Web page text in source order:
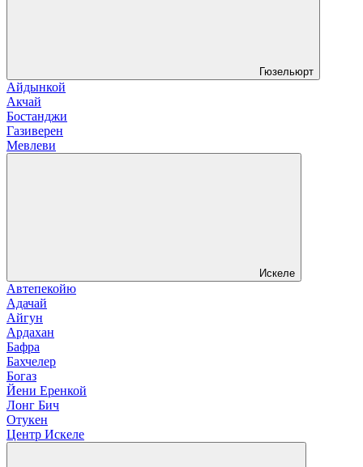
Гюзельюрт
Айдынкой
Акчай
Бостанджи
Газиверен
Мевлеви
Искеле
Автепекойю
Адачай
Айгун
Ардахан
Бафра
Бахчелер
Богаз
Йени Еренкой
Лонг Бич
Отукен
Центр Искеле